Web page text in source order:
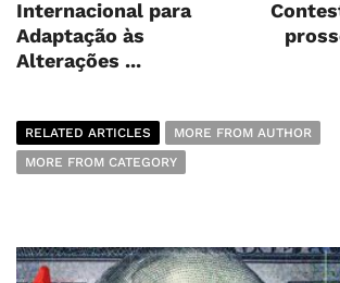
Internacional para
Adaptação às
Alterações ...
RELATED ARTICLES
MORE FROM AUTHOR
MORE FROM CATEGORY